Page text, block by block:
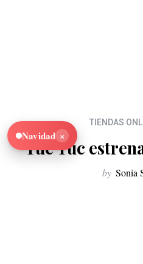
TIENDAS
Tuc Tuc
by Sonia
Navidad ×